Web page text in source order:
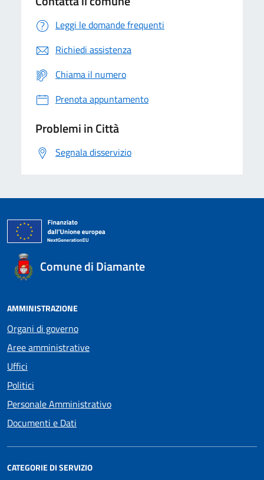
Leggi le domande frequenti
Richiedi assistenza
Chiama il numero
Prenota appuntamento
Problemi in Città
Segnala disservizio
Comune di Diamante
AMMINISTRAZIONE
Organi di governo
Aree amministrative
Uffici
Politici
Personale Amministrativo
Documenti e Dati
CATEGORIE DI SERVIZIO